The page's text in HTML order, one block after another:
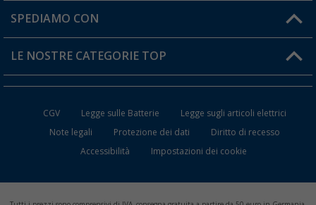
Carta fedeltà Berger
Resi
FAQ e Contatti
SPEDIAMO CON
LE NOSTRE CATEGORIE TOP
Mobili per il Campeggio
Frigo Portatili
CGV Legge sulle Batterie
Legge sugli articoli elettrici
Note legali
Protezione dei dati
Diritto di recesso
Accessibilità
Impostazioni dei cookie